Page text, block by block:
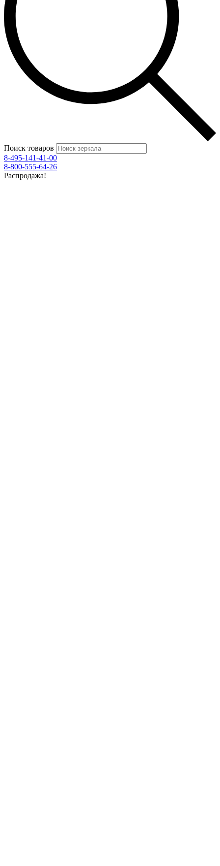
Поиск товаров
8-495-141-41-00
8-800-555-64-26
Распродажа!